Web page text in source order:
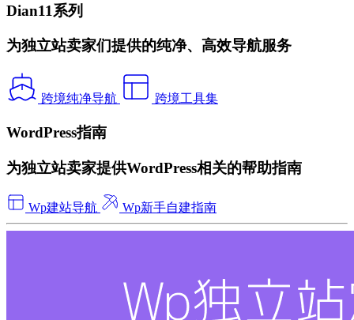
Dian11系列
为独立站卖家们提供的纯净、高效导航服务
跨境纯净导航 跨境工具集
WordPress指南
为独立站卖家提供WordPress相关的帮助指南
Wp建站导航 Wp新手自建指南